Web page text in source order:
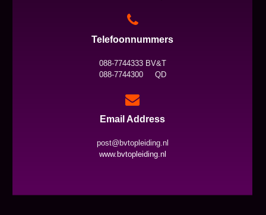
Telefoonnummers
088-7744333 BV&T
088-7744300 QD
Email Address
post@bvtopleiding.nl
www.bvtopleiding.nl